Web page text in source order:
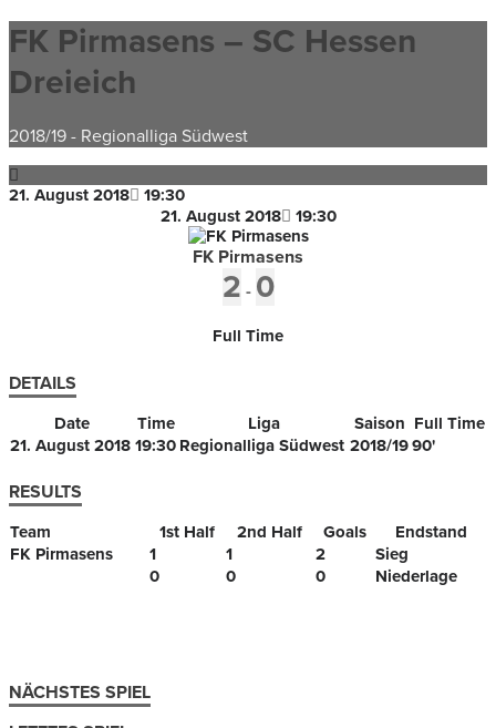
FK Pirmasens – SC Hessen
Dreieich
2018/19 - Regionalliga Südwest
21. August 2018
19:30
21. August 2018
19:30
FK Pirmasens
2 - 0
Full Time
DETAILS
Date Time Liga Saison Full Time
21. August 2018 19:30 Regionalliga Südwest 2018/1990'
RESULTS
Team 1st Half 2nd Half Goals
Endstand
FK Pirmasens
1 1 2
Sieg
0
0 0 Niederlage
NÄCHSTES SPIEL